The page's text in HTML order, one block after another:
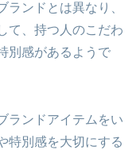
ランドとは異なり、
て、持つ人のこだわ
別感があるようで
ランドアイテムをい
特別感を大切にする